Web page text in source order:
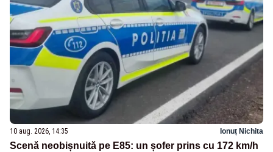
10 aug. 2026, 14:35 Ionuț Nichita
Scenă neobișnuită pe E85: un șofer prins cu 172 km/h